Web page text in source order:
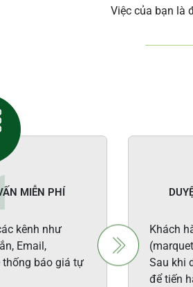
Việc của bạn là
MIỄN PHÍ
kênh như
Email,
thống báo giá tự
Khách
Sau khi
để tiến